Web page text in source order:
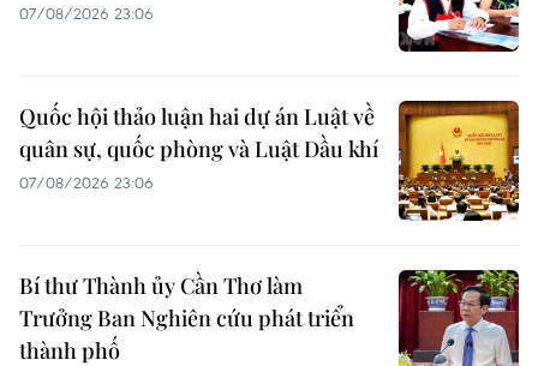
07/08/2026 23:06
Quốc hội thảo luận hai dự án Luật về
quân sự, quốc phòng và Luật Dầu khí
07/08/2026 23:06
Bí thư Thành ủy Cần Thơ làm
Trưởng Ban Nghiên cứu phát triển
thành phố